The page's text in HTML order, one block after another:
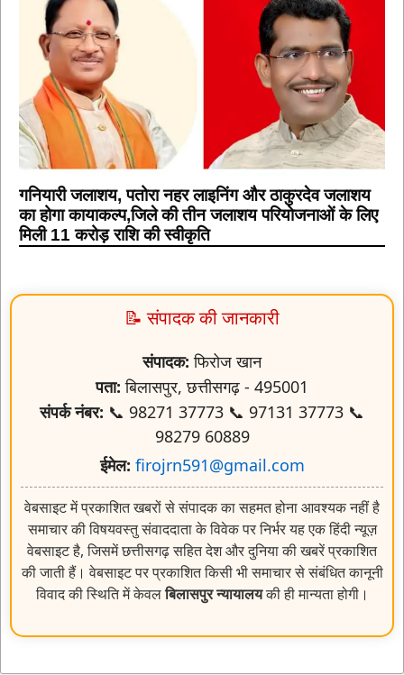
गनियारी जलाशय, पतोरा नहर लाइनिंग और ठाकुरदेव जलाशय
का होगा कायाकल्प,जिले की तीन जलाशय परियोजनाओं के लिए
मिली 11 करोड़ राशि की स्वीकृति
📝 संपादक की जानकारी
संपादक: फिरोज खान
पता: बिलासपुर, छत्तीसगढ़ - 495001
संपर्क नंबर: 📞 98271 37773 📞 97131 37773 📞
98279 60889
ईमेल: firojrn591@gmail.com
वेबसाइट में प्रकाशित खबरों से संपादक का सहमत होना आवश्यक नहीं है
समाचार की विषयवस्तु संवाददाता के विवेक पर निर्भर यह एक हिंदी न्यूज़
वेबसाइट है, जिसमें छत्तीसगढ़ सहित देश और दुनिया की खबरें प्रकाशित
की जाती हैं। वेबसाइट पर प्रकाशित किसी भी समाचार से संबंधित कानूनी
विवाद की स्थिति में केवलबिलासपुर न्यायालयकी ही मान्यता होगी।